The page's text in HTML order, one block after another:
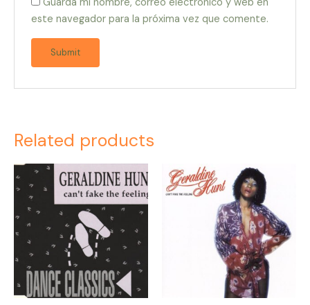
Guarda mi nombre, correo electrónico y web en
este navegador para la próxima vez que comente.
Related products